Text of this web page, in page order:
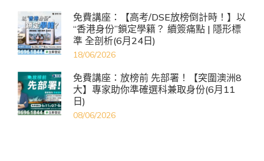
免費講座：【高考/DSE放榜倒計時！】以
“香港身份”鎖定學籍？ 續簽痛點 | 隱形標
準 全剖析(6月24日)
18/06/2026
免費講座：放榜前 先部署！【突圍澳洲8
大】專家助你準確選科兼取身份(6月11
日)
08/06/2026